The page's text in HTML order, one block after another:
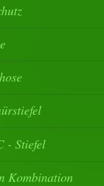
- Stiefel
Kombination